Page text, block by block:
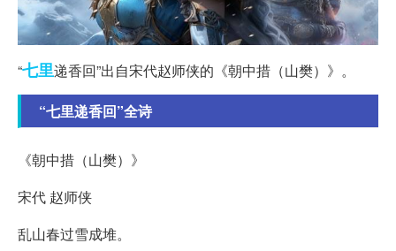
“七里递香回”出自宋代赵师侠的《朝中措（山樊）》。
“七里递香回”全诗
《朝中措（山樊）》
宋代 赵师侠
乱山春过雪成堆。